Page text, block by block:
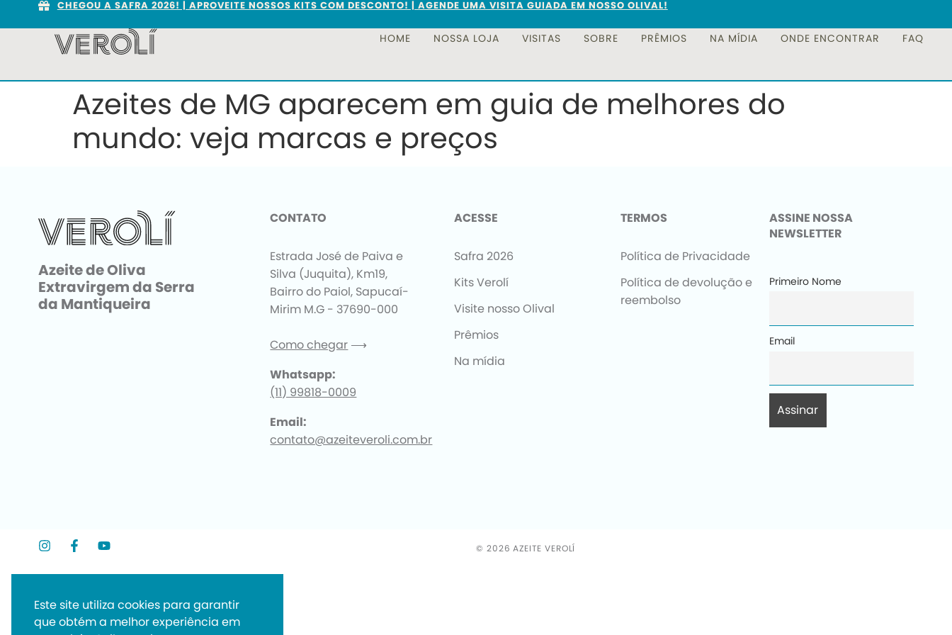
CHEGOU A SAFRA 2026! | APROVEITE NOSSOS KITS COM DESCONTO! | AGENDE UMA VISITA GUIADA EM NOSSO OLIVAL!
HOME NOSSA LOJA VISITAS SOBRE PRÊMIOS NA MÍDIA ONDE ENCONTRAR FAQ
Azeites de MG aparecem em guia de melhores do
mundo: veja marcas e preços
Azeite de Oliva
Extravirgem da Serra
da Mantiqueira
CONTATO
Estrada José de Paiva e
Silva (Juquita), Km19,
Bairro do Paiol, Sapucaí-
Mirim M.G - 37690-000
Como chegar ⟶
Whatsapp:
(11) 99818-0009
Email:
contato@azeiteveroli.com.br
ACESSE
Safra 2026
Kits Verolí
Visite nosso Olival
Prêmios
Na mídia
TERMOS
Política de Privacidade
Política de devolução e
reembolso
ASSINE NOSSA
NEWSLETTER
Primeiro Nome
Email
© 2026 AZEITE VEROLÍ
Este site utiliza cookies para garantir
que obtém a melhor experiência em